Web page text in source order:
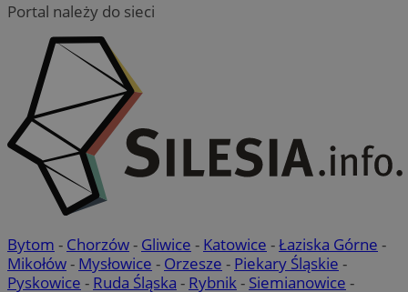
Portal należy do sieci
Bytom - Chorzów- Gliwice - Katowice -Łaziska Górne -
Mikołów- Mysłowice - Orzesze - Piekary Śląskie -
Pyskowice - Ruda Śląska - Rybnik- Siemianowice -